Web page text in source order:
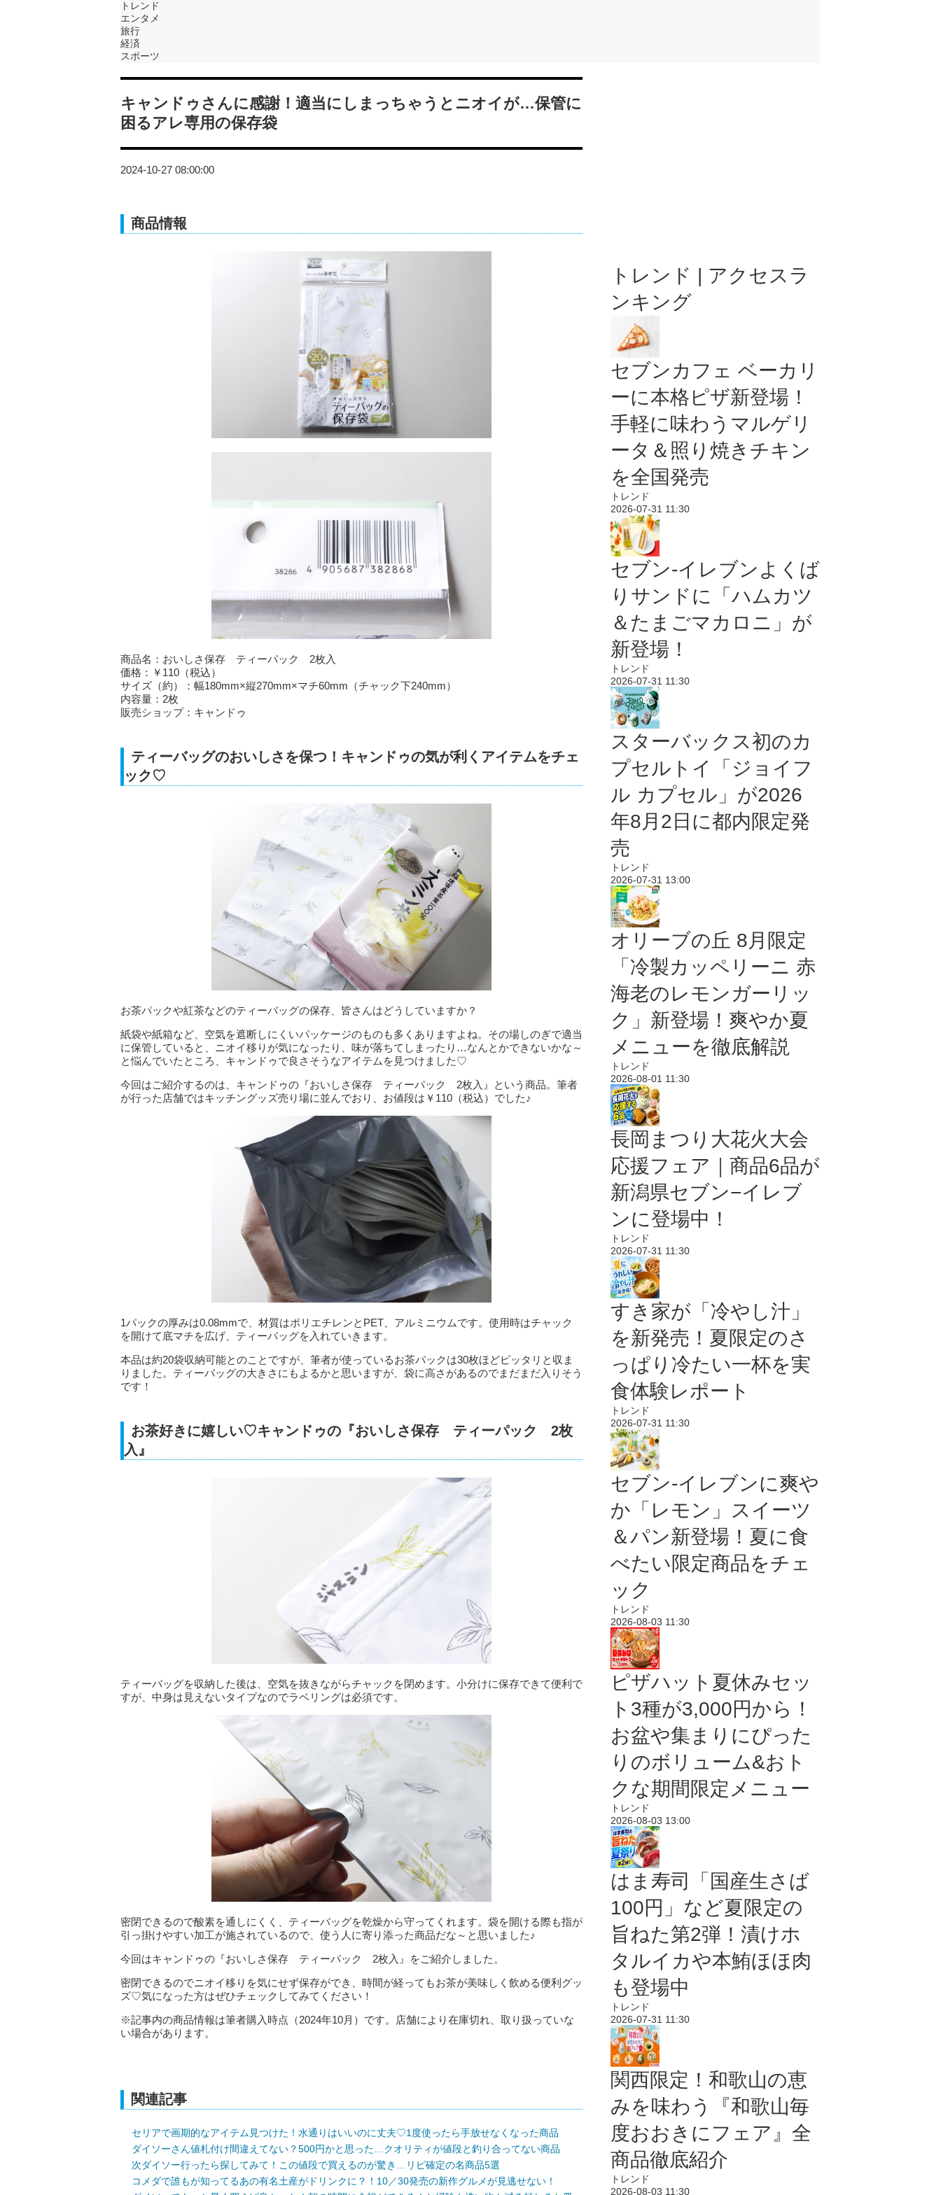
トレンド
エンタメ
旅行
経済
スポーツ
キャンドゥさんに感謝！適当にしまっちゃうとニオイが…保管に
困るアレ専用の保存袋
2024-10-27 08:00:00
商品情報
商品名：おいしさ保存 ティーパック 2枚入
価格：￥110（税込）
サイズ（約）：幅180mm×縦270mm×マチ60mm（チャック下240mm）
内容量：2枚
販売ショップ：キャンドゥ
ティーバッグのおいしさを保つ！キャンドゥの気が利くアイテムをチェ
ック♡
お茶パックや紅茶などのティーバッグの保存、皆さんはどうしていますか？
紙袋や紙箱など、空気を遮断しにくいパッケージのものも多くありますよね。その場しのぎで適当
に保管していると、ニオイ移りが気になったり、味が落ちてしまったり…なんとかできないかな～
と悩んでいたところ、キャンドゥで良さそうなアイテムを見つけました♡
今回はご紹介するのは、キャンドゥの『おいしさ保存 ティーパック 2枚入』という商品。筆者
が行った店舗ではキッチングッズ売り場に並んでおり、お値段は￥110（税込）でした♪
1パックの厚みは0.08mmで、材質はポリエチレンとPET、アルミニウムです。使用時はチャック
を開けて底マチを広げ、ティーバッグを入れていきます。
本品は約20袋収納可能とのことですが、筆者が使っているお茶パックは30枚ほどピッタリと収ま
りました。ティーバッグの大きさにもよるかと思いますが、袋に高さがあるのでまだまだ入りそう
です！
お茶好きに嬉しい♡キャンドゥの『おいしさ保存 ティーパック 2枚
入』
ティーバッグを収納した後は、空気を抜きながらチャックを閉めます。小分けに保存できて便利で
すが、中身は見えないタイプなのでラベリングは必須です。
密閉できるので酸素を通しにくく、ティーバッグを乾燥から守ってくれます。袋を開ける際も指が
引っ掛けやすい加工が施されているので、使う人に寄り添った商品だな～と思いました♪
今回はキャンドゥの『おいしさ保存 ティーパック 2枚入』をご紹介しました。
密閉できるのでニオイ移りを気にせず保存ができ、時間が経ってもお茶が美味しく飲める便利グッ
ズ♡気になった方はぜひチェックしてみてください！
※記事内の商品情報は筆者購入時点（2024年10月）です。店舗により在庫切れ、取り扱っていな
い場合があります。
関連記事
セリアで画期的なアイテム見つけた！水通りはいいのに丈夫♡1度使ったら手放せなくなった商品
ダイソーさん値札付け間違えてない？500円かと思った…クオリティが値段と釣り合ってない商品
次ダイソー行ったら探してみて！この値段で買えるのが驚き…リピ確定の名商品5選
コメダで誰もが知ってるあの有名土産がドリンクに？！10／30発売の新作グルメが見逃せない！
トレンド | アクセスラ
ンキング
セブンカフェ ベーカリ
ーに本格ピザ新登場！
手軽に味わうマルゲリ
ータ＆照り焼きチキン
を全国発売
トレンド
2026-07-31 11:30
セブン‐イレブンよくば
りサンドに「ハムカツ
＆たまごマカロニ」が
新登場！
トレンド
2026-07-31 11:30
スターバックス初のカ
プセルトイ「ジョイフ
ル カプセル」が2026
年8月2日に都内限定発
売
トレンド
2026-07-31 13:00
オリーブの丘 8月限定
「冷製カッペリーニ 赤
海老のレモンガーリッ
ク」新登場！爽やか夏
メニューを徹底解説
トレンド
2026-08-01 11:30
長岡まつり大花火大会
応援フェア｜商品6品が
新潟県セブン−イレブ
ンに登場中！
トレンド
2026-07-31 11:30
すき家が「冷やし汁」
を新発売！夏限定のさ
っぱり冷たい一杯を実
食体験レポート
トレンド
2026-07-31 11:30
セブン‐イレブンに爽や
か「レモン」スイーツ
＆パン新登場！夏に食
べたい限定商品をチェ
ック
トレンド
2026-08-03 11:30
ピザハット夏休みセッ
ト3種が3,000円から！
お盆や集まりにぴった
りのボリューム&おト
クな期間限定メニュー
トレンド
2026-08-03 13:00
はま寿司「国産生さば
100円」など夏限定の
旨ねた第2弾！漬けホ
タルイカや本鮪ほほ肉
も登場中
トレンド
2026-07-31 11:30
関西限定！和歌山の恵
みを味わう『和歌山毎
度おおきにフェア』全
商品徹底紹介
トレンド
2026-08-03 11:30